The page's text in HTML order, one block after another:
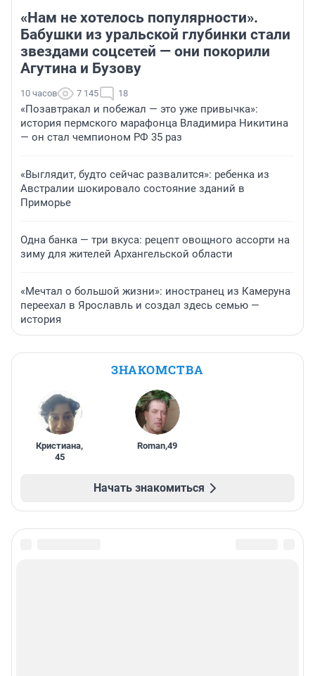
«Нам не хотелось популярности».
Бабушки из уральской глубинки стали
звездами соцсетей — они покорили
Агутина и Бузову
10 часов 7 145 18
«Позавтракал и побежал — это уже привычка»:
история пермского марафонца Владимира Никитина
— он стал чемпионом РФ 35 раз
«Выглядит, будто сейчас развалится»: ребенка из
Австралии шокировало состояние зданий в
Приморье
Одна банка — три вкуса: рецепт овощного ассорти на
зиму для жителей Архангельской области
«Мечтал о большой жизни»: иностранец из Камеруна
переехал в Ярославль и создал здесь семью —
история
ЗНАКОМСТВА
Кристиана,
45
Roman,49
Начать знакомиться